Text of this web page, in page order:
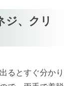
ジ、クリ
るとすぐ分かり